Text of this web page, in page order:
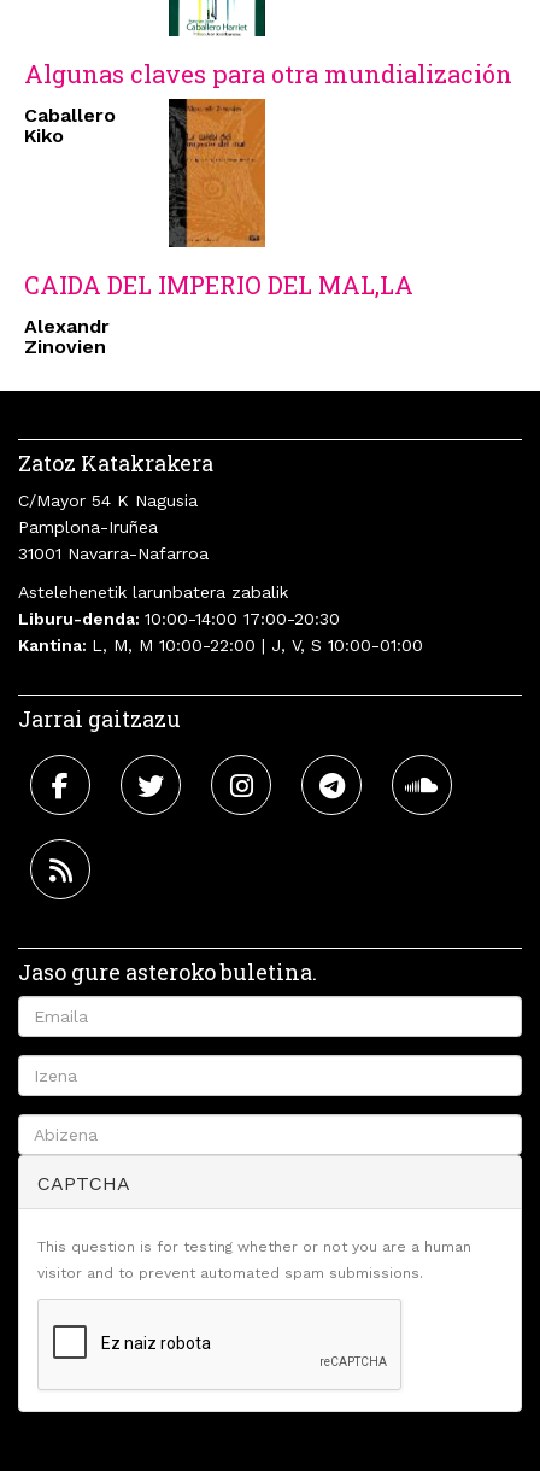
Algunas claves para otra mundialización
Caballero
Kiko
CAIDA DEL IMPERIO DEL MAL,LA
Alexandr
Zinovien
Zatoz Katakrakera
C/Mayor 54 K Nagusia
Pamplona-Iruñea
31001 Navarra-Nafarroa
Astelehenetik larunbatera zabalik
Liburu-denda: 10:00-14:00 17:00-20:30
Kantina: L, M, M 10:00-22:00 | J, V, S 10:00-01:00
Jarrai gaitzazu
Jaso gure asteroko buletina.
CAPTCHA
This question is for testing whether or not you are a human
visitor and to prevent automated spam submissions.